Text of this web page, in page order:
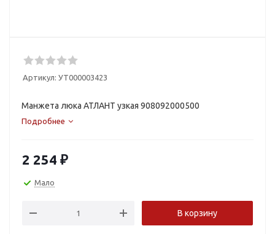
Артикул: УТ000003423
Манжета люка АТЛАНТ узкая 908092000500
Подробнее
2 254 ₽
Мало
В корзину